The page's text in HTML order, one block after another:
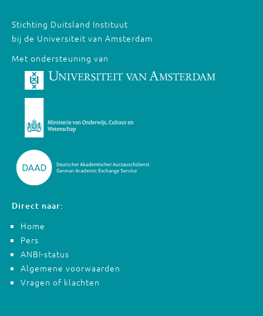
Stichting Duitsland Instituut
bij de Universiteit van Amsterdam
Met ondersteuning van
Direct naar:
Home
Pers
ANBI-status
Algemene voorwaarden
Vragen of klachten